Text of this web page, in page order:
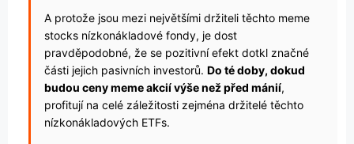
A protože jsou mezi největšími držiteli těchto meme
stocks nízkonákladové fondy, je dost
pravděpodobné, že se pozitivní efekt dotkl značné
části jejich pasivních investorů. Do té doby, dokud
budou ceny meme akcií výše než před mánií,
profitují na celé záležitosti zejména držitelé těchto
nízkonákladových ETFs.